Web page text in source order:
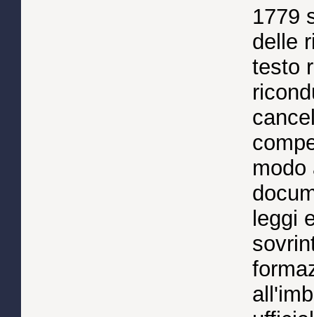
1779
delle
testo
modo
leggi